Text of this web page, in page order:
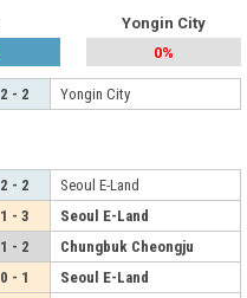
Yongin City
0%
2 - 2 Yongin City
2 - 2
Seoul E-Land
1 - 3
Seoul E-Land
1 - 2
Chungbuk Cheongju
0 - 1
Seoul E-Land